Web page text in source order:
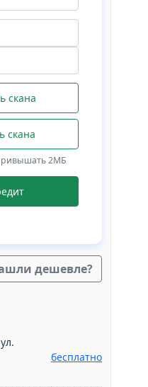
скана
скана
2МБ
дешевле?
бесплатно